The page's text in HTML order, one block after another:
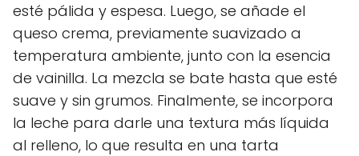
esté pálida y espesa. Luego, se añade el
queso crema, previamente suavizado a
temperatura ambiente, junto con la esencia
de vainilla. La mezcla se bate hasta que esté
suave y sin grumos. Finalmente, se incorpora
la leche para darle una textura más líquida
al relleno, lo que resulta en una tarta